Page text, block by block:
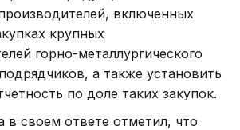
включенных
крупных
горно-металлургического
а также установить
по доле таких закупок.
в своем ответе отметил, что